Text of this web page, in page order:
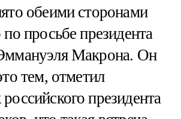
обеими сторонами
просьбе президента
Макрона. Он
тем, отметил
президента